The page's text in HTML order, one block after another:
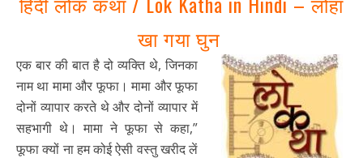
खा गया घुन
एक बार की बात है दो व्यक्ति थे, जिनका
नाम था मामा और फूफा। मामा और फूफा
दोनों व्यापार करते थे और दोनों व्यापार में
सहभागी थे। मामा ने फूफा से कहा,”
फूफा क्यों ना हम कोई ऐसी वस्तु खरीद लें